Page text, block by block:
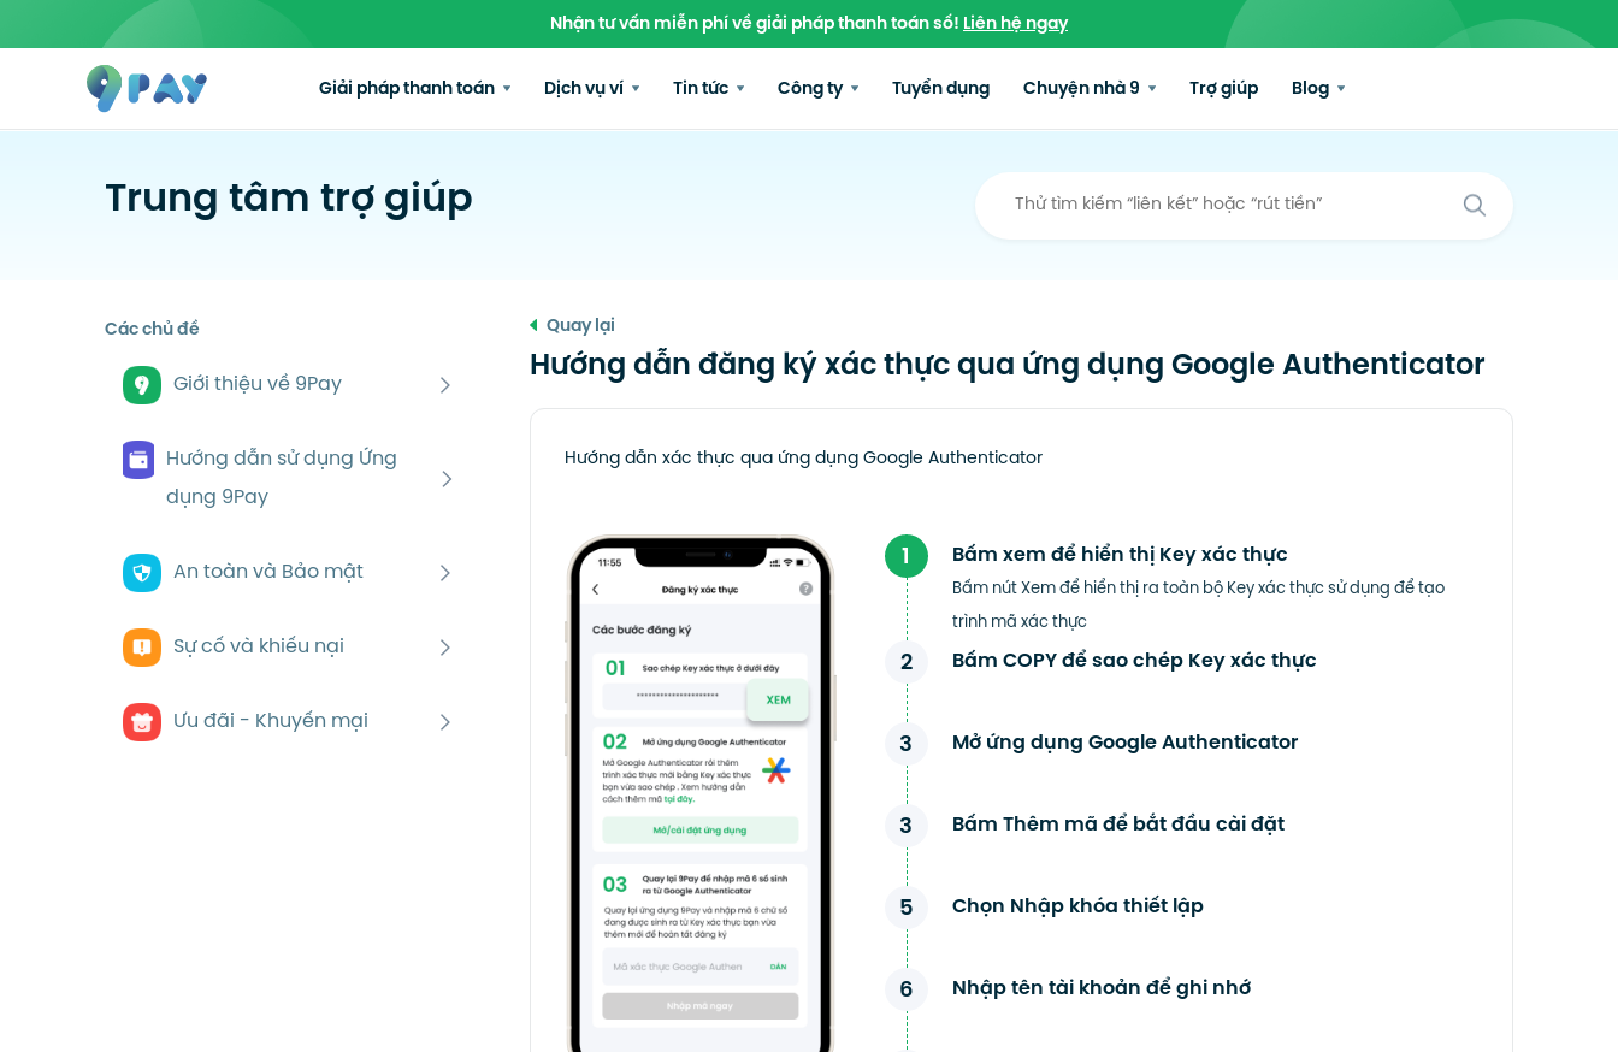
Nhận tư vấn miễn phí về giải pháp thanh toán số!Liên hệ ngay
Giải pháp thanh toán Dịch vụ ví Tin tức Công ty Tuyển dụng Chuyện nhà 9 Trợ giúp Blog
Trung tâm trợ giúp
Các chủ đề
Giới thiệu về 9Pay
Hướng dẫn sử dụng Ứng
dụng 9Pay
An toàn và Bảo mật
Sự cố và khiếu nại
Ưu đãi - Khuyến mại
Quay lại
Hướng dẫn đăng ký xác thực qua ứng dụng Google Authenticator
Hướng dẫn xác thực qua ứng dụng Google Authenticator
1 Bấm xem để hiển thị Key xác thực
Bấm nút Xem để hiển thị ra toàn bộ Key xác thực sử dụng để tạo
trình mã xác thực
2 Bấm COPY để sao chép Key xác thực
3 Mở ứng dụng Google Authenticator
3 Bấm Thêm mã để bắt đầu cài đặt
5 Chọn Nhập khóa thiết lập
6 Nhập tên tài khoản để ghi nhớ